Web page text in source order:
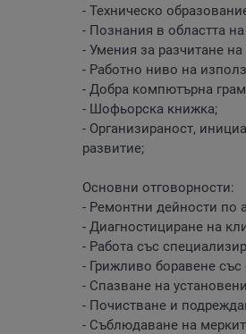
- Техническо
- Познания в областта
- Умения за разчитане
- Работно ниво на
- Добра компютърна
- Шофьорска книжка;
- Организираност,
развитие;
Oсновни отговорности:
- Ремонтни дейности по
- Диагностициране на
- Работа със
- Грижливо боравене със
- Спазване на
- Почистване и
- Съблюдаване на